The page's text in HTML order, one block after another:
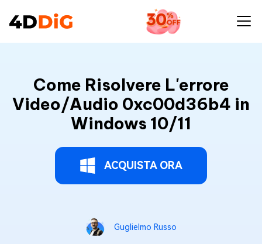
Come Risolvere L'errore
Video/Audio 0xc00d36b4 in
Windows 10/11
ACQUISTA ORA
Guglielmo Russo